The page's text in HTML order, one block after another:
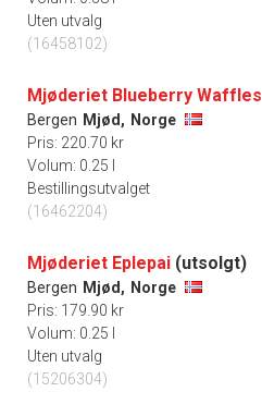
Uten utvalg
(16458102)
Mjøderiet Blueberry Waffles
Bergen Mjød, Norge
Pris: 220.70 kr
Volum: 0.25 l
Bestillingsutvalget
(16462204)
Mjøderiet Eplepai (utsolgt)
Bergen Mjød, Norge
Pris: 179.90 kr
Volum: 0.25 l
Uten utvalg
(15206304)